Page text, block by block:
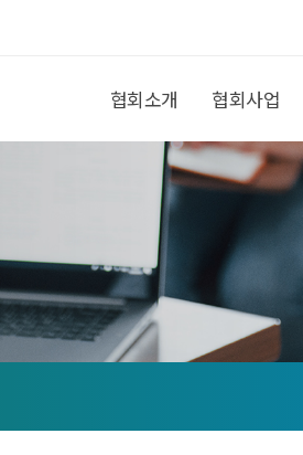
협회소개 협회사업